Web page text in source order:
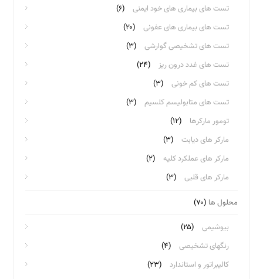
تست های بیماری های خود ایمنی
(۶)
تست های بیماری های عفونی
(۲۰)
تست های تشخیصی گوارشی
(۳)
تست های غدد درون ریز
(۲۴)
تست های کم خونی
(۳)
تست های متابولیسم کلسیم
(۳)
تومور مارکرها
(۱۲)
مارکر های دیابت
(۳)
مارکر های عملکرد کلیه
(۲)
مارکر های قلبی
(۳)
محلول ها (۷۰)
بیوشیمی
(۲۵)
رنگهای تشخیصی
(۴)
کالیبراتور و استاندارد
(۲۳)